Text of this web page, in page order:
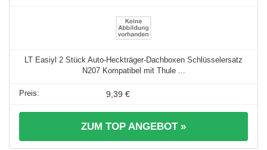
LT Easiyl 2 Stück Auto-Heckträger-Dachboxen Schlüsselersatz
N207 Kompatibel mit Thule ...
9,39 €
ZUM TOP ANGEBOT »